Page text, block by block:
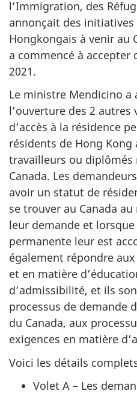
l’Immigration, des
annonçait des initiatives
Hongkongais à venir au
a commencé à accepter
2021.
Le ministre Mendicino a
l’ouverture des 2
d’accès à la résidence
résidents de Hong
travailleurs ou diplômés
Canada. Les
avoir un statut de
se trouver au Canada
leur demande et
permanente leur est
également répondre
et en matière
d’admissibilité, et ils
processus de demande
du Canada, aux
exigences en matière
Voici les détails
Volet A – Les